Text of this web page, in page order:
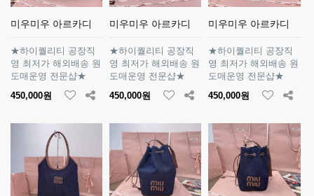
미우미우 아르카디
★하이퀄리티 공장직
영 최저가 해외배송 원
도매운영 전문샵★
450,000원
미우미우 아르카디
★하이퀄리티 공장직
영 최저가 해외배송 원
도매운영 전문샵★
450,000원
미우미우 아르카디
★하이퀄리티 공장직
영 최저가 해외배송 원
도매운영 전문샵★
450,000원